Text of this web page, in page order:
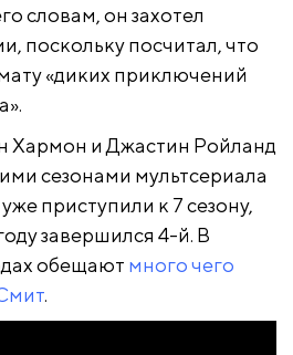
словам, он захотел
поскольку посчитал, что
«диких приключений
Хармон и Джастин Ройланд
сезонами мультсериала
приступили к 7 сезону,
завершился 4-й. В
обещают много чего
.